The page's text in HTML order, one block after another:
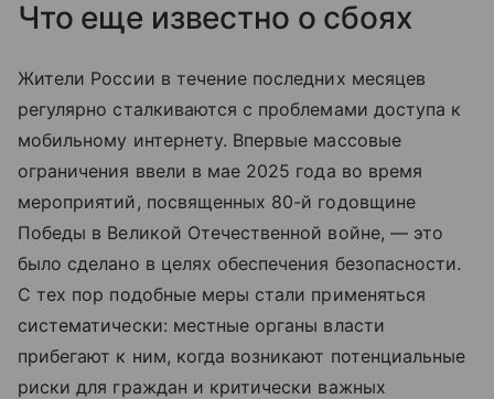
Что еще известно о сбоях
Жители России в течение последних месяцев
регулярно сталкиваются с проблемами доступа к
мобильному интернету. Впервые массовые
ограничения ввели в мае 2025 года во время
мероприятий, посвященных 80-й годовщине
Победы в Великой Отечественной войне, — это
было сделано в целях обеспечения безопасности.
С тех пор подобные меры стали применяться
систематически: местные органы власти
прибегают к ним, когда возникают потенциальные
риски для граждан и критически важных